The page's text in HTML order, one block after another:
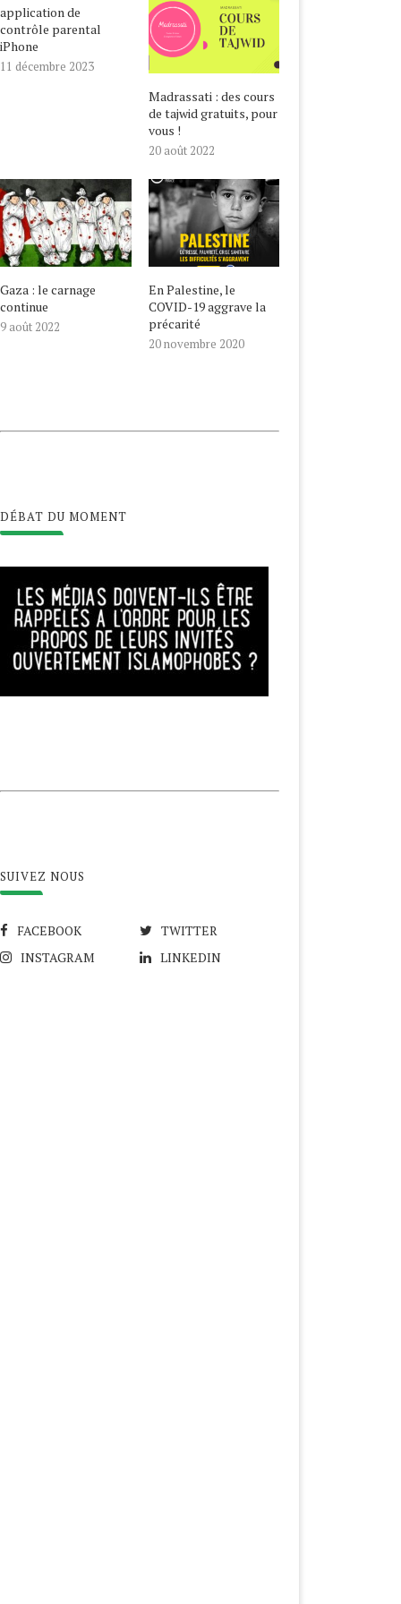
application de
contrôle parental
iPhone
11 décembre 2023
Madrassati : des cours
de tajwid gratuits, pour
vous !
20 août 2022
Gaza : le carnage
continue
9 août 2022
En Palestine, le
COVID-19 aggrave la
précarité
20 novembre 2020
DÉBAT DU MOMENT
SUIVEZ NOUS
FACEBOOK
TWITTER
INSTAGRAM
LINKEDIN